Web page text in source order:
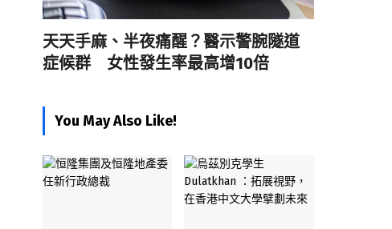
天天手麻、半夜痛醒？醫示警腕隧道
症候群 女性發生率最高增10倍
You May Also Like!